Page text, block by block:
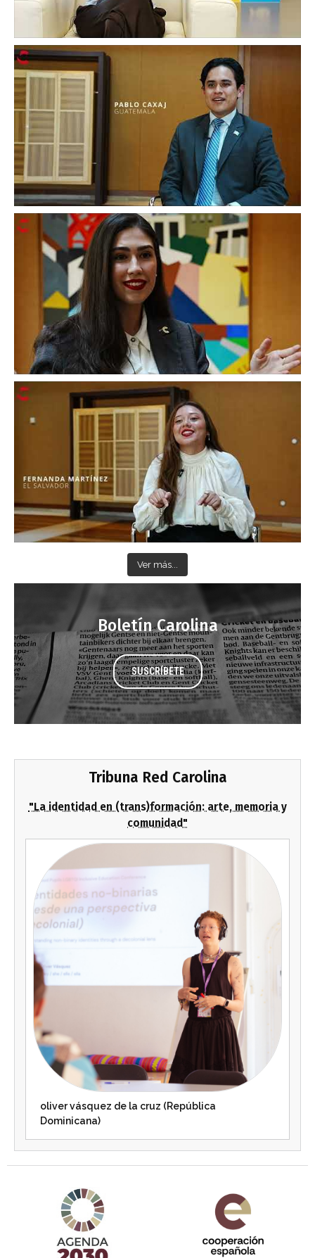
Ver más...
Boletín Carolina
SUSCRÍBETE
Tribuna Red Carolina
"La identidad en (trans)formación: arte, memoria y
comunidad"
oliver vásquez de la cruz (República
Dominicana)